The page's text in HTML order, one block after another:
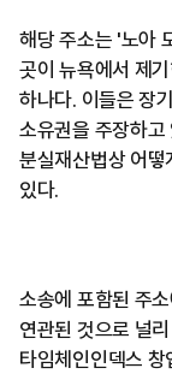
해당 주소는 '노아
곳이 뉴욕에서 제
하나다. 이들은 장
소유권을 주장하고
분실재산법상 어떻
있다.
소송에 포함된 주
연관된 것으로 널
타임체인인덱스